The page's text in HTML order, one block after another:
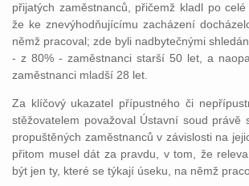
přijatých zaměstnanců, přičemž kladl po
že ke znevýhodňujícímu zacházení
němž pracoval; zde byli nadbytečnými
- z 80% - zaměstnanci starší 50 let, a
zaměstnanci mladší 28 let.
Za klíčový ukazatel přípustného či
stěžovatelem považoval Ústavní soud právě
propuštěných zaměstnanců v závislosti na
přitom musel dát za pravdu, v tom, že
být jen ty, které se týkají úseku, na němž